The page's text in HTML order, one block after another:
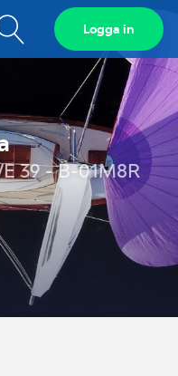
Visa
sökfält
Logga in
39 - B-01M8R